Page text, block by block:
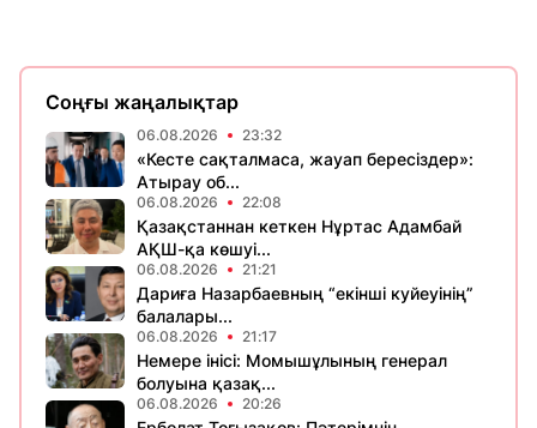
Соңғы жаңалықтар
06.08.2026 23:32
«Кесте сақталмаса, жауап бересіздер»:
Атырау об...
06.08.2026 22:08
Қазақстаннан кеткен Нұртас Адамбай
АҚШ-қа көшуі...
06.08.2026 21:21
Дариға Назарбаевның “екінші куйеуінің”
балалары...
06.08.2026 21:17
Немере інісі: Момышұлының генерал
болуына қазақ...
06.08.2026 20:26